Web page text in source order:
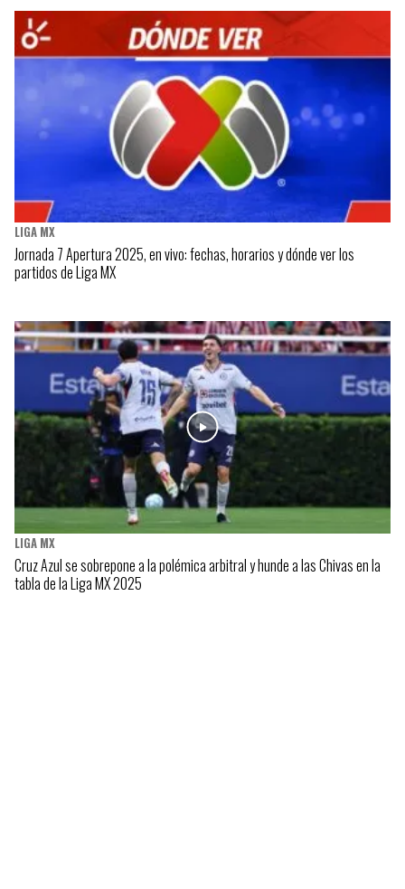
LIGA MX
Jornada 7 Apertura 2025, en vivo: fechas, horarios y dónde ver los
partidos de Liga MX
LIGA MX
Cruz Azul se sobrepone a la polémica arbitral y hunde a las Chivas en la
tabla de la Liga MX 2025